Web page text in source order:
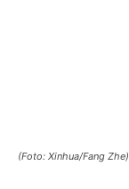
(Foto: Xinhua/Fang Zhe)